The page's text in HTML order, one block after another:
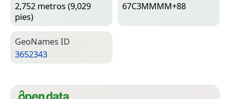
2,752 metros (9,029
pies)
67C3MMMM+88
Geo­Names ID
3652343